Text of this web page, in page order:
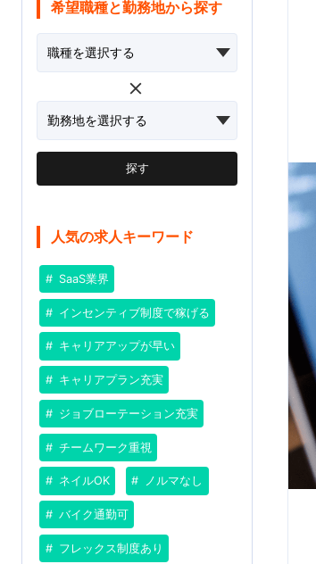
希望職種と勤務地から探す
探す
人気の求人キーワード
SaaS業界
インセンティブ制度で稼げる
キャリアアップが早い
キャリアプラン充実
ジョブローテーション充実
チームワーク重視
ネイルOK ノルマなし
バイク通勤可
フレックス制度あり